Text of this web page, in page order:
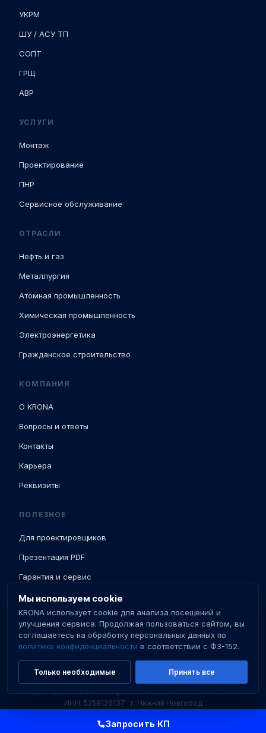
УКРМ
ШУ / АСУ ТП
СОПТ
ГРЩ
АВР
УСЛУГИ
Монтаж
Проектирование
ПНР
Сервисное обслуживание
ОТРАСЛИ
Нефть и газ
Металлургия
Атомная промышленность
Химическая промышленность
Электроэнергетика
Гражданское строительство
КОМПАНИЯ
О KRONA
Вопросы и ответы
Контакты
Карьера
Реквизиты
ПОЛЕЗНОЕ
Для проектировщиков
Презентация PDF
Гарантия и сервис
Доставка и ПНР
База знаний
Сертификаты
ИНН: 5259126137 · г. Нижний Новгород
Мы используем cookie
KRONA использует cookie для анализа посещений и
улучшения сервиса. Продолжая пользоваться сайтом, вы
соглашаетесь на обработку персональных данных по
политике конфиденциальности в соответствии с ФЗ-152.
Только необходимые Принять все
Запросить КП